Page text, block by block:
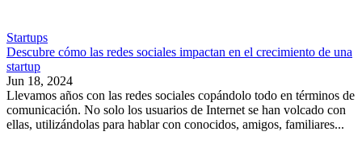
Startups
Descubre cómo las redes sociales impactan en el crecimiento de una
startup
Jun 18, 2024
Llevamos años con las redes sociales copándolo todo en términos de
comunicación. No solo los usuarios de Internet se han volcado con
ellas, utilizándolas para hablar con conocidos, amigos, familiares...